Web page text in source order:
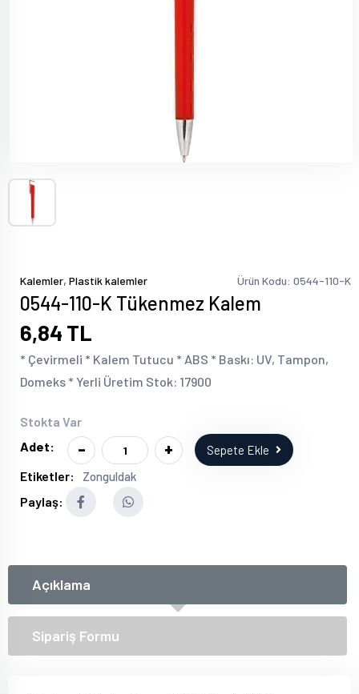
Kalemler, Plastik kalemler Ürün Kodu: 0544-110-K
0544-110-K Tükenmez Kalem
6,84 TL
* Çevirmeli * Kalem Tutucu * ABS * Baskı: UV, Tampon,
Domeks * Yerli Üretim Stok: 17900
Stokta Var
Adet:
- + Sepete Ekle
Etiketler: Zonguldak
Paylaş:
Açıklama
Sipariş Formu